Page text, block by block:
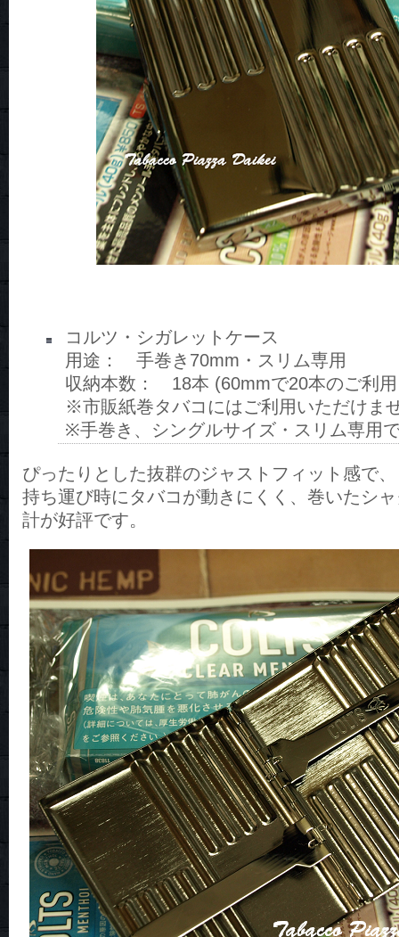
コルツ・シガレットケース
用途： 手巻き70mm・スリム専用
収納本数： 18本 (60mmで20本のご利
※市販紙巻タバコにはご利用いただけま
※手巻き、シングルサイズ・スリム専用
ぴったりとした抜群のジャストフィット感で、
持ち運び時にタバコが動きにくく、巻いたシ
計が好評です。